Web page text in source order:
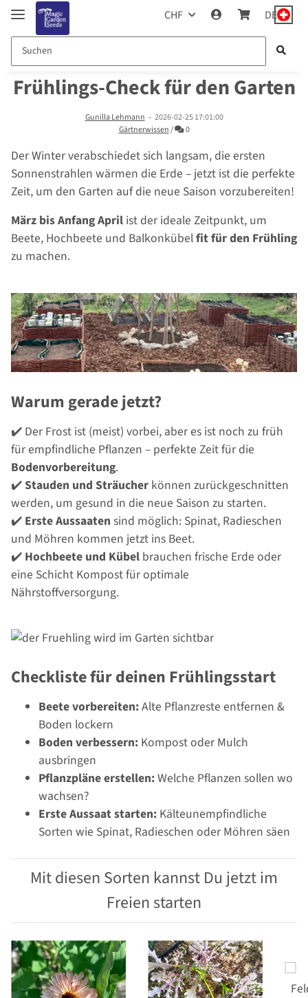
CHF DE
Frühlings-Check für den Garten
Gunilla Lehmann – 2026-02-25 17:01:00
Gärtnerwissen/ Kommentare
0
Der Winter verabschiedet sich langsam, die ersten
Sonnenstrahlen wärmen die Erde – jetzt ist die perfekte
Zeit, um den Garten auf die neue Saison vorzubereiten!
März bis Anfang April ist der ideale Zeitpunkt, um
Beete, Hochbeete und Balkonkübelfit für den Frühling
zu machen.
Warum gerade jetzt?
✔️ Der Frost ist (meist) vorbei, aber es ist noch zu früh
für empfindliche Pflanzen – perfekte Zeit für die
Bodenvorbereitung.
✔️Stauden und Sträucher können zurückgeschnitten
werden, um gesund in die neue Saison zu starten.
✔️ Erste Aussaaten sind möglich: Spinat, Radieschen
und Möhren kommen jetzt ins Beet.
✔️ Hochbeete und Kübel brauchen frische Erde oder
eine Schicht Kompost für optimale
Nährstoffversorgung.
Checkliste für deinen Frühlingsstart
Beete vorbereiten:Alte Pflanzreste entfernen &
Boden lockern
Boden verbessern: Kompost oder Mulch
ausbringen
Pflanzpläne erstellen:Welche Pflanzen sollen wo
wachsen?
Erste Aussaat starten: Kälteunempfindliche
Sorten wie Spinat, Radieschen oder Möhren säen
Mit diesen Sorten kannst Du jetzt im
Freien starten